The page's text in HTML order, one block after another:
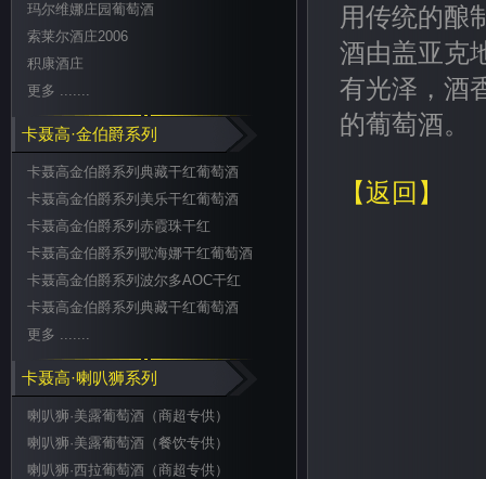
用传统的酿
酒由盖亚克
有光泽，酒
的葡萄酒。
【返回】
玛尔维娜庄园葡萄酒
索莱尔酒庄2006
积康酒庄
更多 .......
卡聂高·金伯爵系列
卡聂高金伯爵系列典藏干红葡萄酒
卡聂高金伯爵系列美乐干红葡萄酒
卡聂高金伯爵系列赤霞珠干红
卡聂高金伯爵系列歌海娜干红葡萄酒
卡聂高金伯爵系列波尔多AOC干红
卡聂高金伯爵系列典藏干红葡萄酒
更多 .......
卡聂高·喇叭狮系列
喇叭狮·美露葡萄酒（商超专供）
喇叭狮·美露葡萄酒（餐饮专供）
喇叭狮·西拉葡萄酒（商超专供）